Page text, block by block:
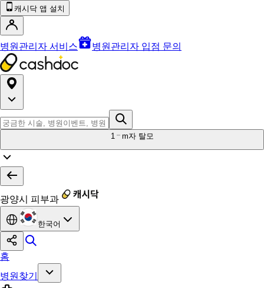
캐시닥 앱 설치
병원관리자 서비스 병원관리자 입점 문의
1 m자 탈모
광양시 피부과
한국어
홈
병원찾기